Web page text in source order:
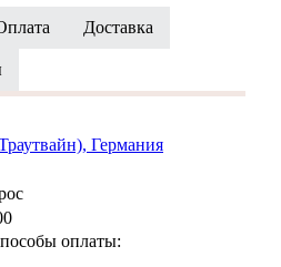
Доставка
Германия
оплаты: